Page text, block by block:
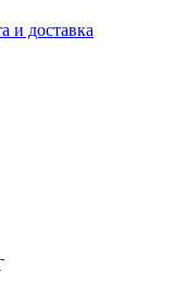
и доставка